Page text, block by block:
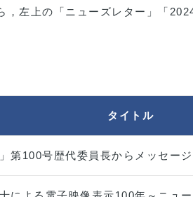
，左上の「ニューズレター」「
タイトル
第100号歴代委員長からメッセージ